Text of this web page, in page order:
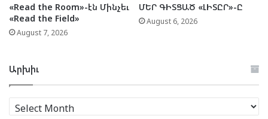
«Read the Room»-էն Մինչեւ
«Read the Field»
August 7, 2026
ՄԵՐ ԳԻՏՑԱԾ «ԼԻՏԸՐ»-Ը
August 6, 2026
Արխիւ
Արխիւ